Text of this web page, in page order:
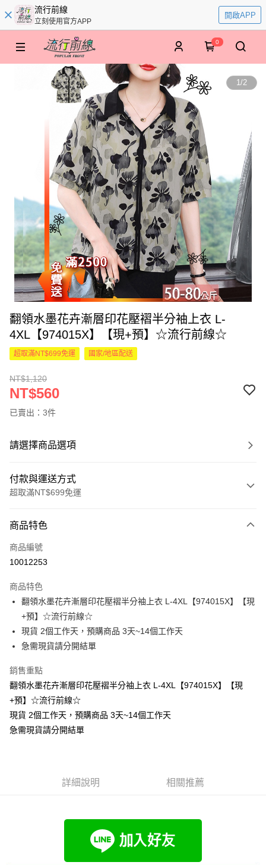
流行前線
立刻使用官方APP
開啟APP
0
1/2
翻領水墨花卉漸層印花壓褶半分袖上衣 L-
4XL【974015X】【現+預】☆流行前線☆
超取滿NT$699免運 國家/地區配送
NT$1,120
NT$560
已賣出：3件
請選擇商品選項
付款與運送方式
超取滿NT$699免運
信用卡一次付款
超商取貨付款
Apple Pay
街口支付
悠遊付
Google Pay
全支付
大哥付你分期
2.付款方式選擇「大哥付你分期」，訂單成立後會自動跳轉到大哥付的交易
4.訂單成立30分鐘內，如未前往確認交易或遇審核未通過，訂單將自動取
消。如遇「轉專審核」未通過狀況，表示未達大哥付你分期系統評分，恕無
１．簡單：不需註冊會員、不需綁卡、不需儲值。
２．便利：只要手機號碼，簡訊認證，即可結帳。
３．安心：先確認商品／服務後，再付款。
「Hami Point」為中華電信所提供之點數服務，可於會員專區綁定中華電信
會員帳號後，即可在購物車使用 Hami Point 折抵消費金額 (1點等於1元)。
商品特色
商品編號
10012253
商品特色
翻領水墨花卉漸層印花壓褶半分袖上衣 L-4XL【974015X】【現
+預】☆流行前線☆
現貨 2個工作天，預購商品 3天~14個工作天
急需現貨請分開結單
銷售重點
翻領水墨花卉漸層印花壓褶半分袖上衣 L-4XL【974015X】【現
+預】☆流行前線☆
現貨 2個工作天，預購商品 3天~14個工作天
急需現貨請分開結單
詳細說明 相關推薦